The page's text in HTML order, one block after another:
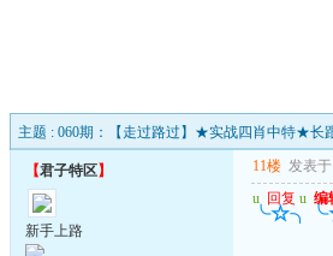
主题 : 060期：【走过路过】★实战四肖中特★长
【君子特区】
新手上路
11楼 发表于
u 回复 u 编